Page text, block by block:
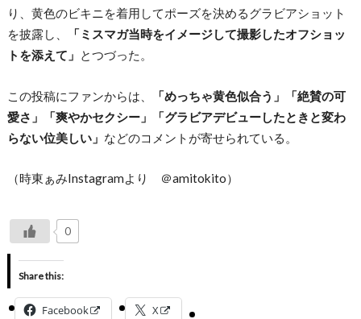
り、黄色のビキニを着用してポーズを決めるグラビアショット
を披露し、
「ミスマガ当時をイメージして撮影したオフショッ
トを添えて」 とつづった。
この投稿にファンからは、
「めっちゃ黄色似合う」「絶賛の可
愛さ」「爽やかセクシー」「グラビアデビューしたときと変わ
らない位美しい」 などのコメントが寄せられている。
（時東ぁみInstagramより ＠amitokito）
0
Share this:
Facebook X